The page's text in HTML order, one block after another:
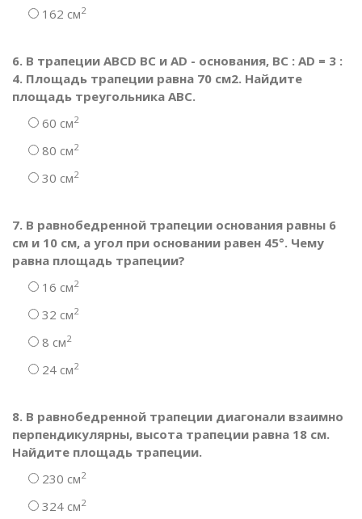
162 см2
6. В трапеции ABCD BC и AD - основания, BC : AD = 3 :
4. Площадь трапеции равна 70 см2. Найдите
площадь треугольника АВС.
60 см2
80 см2
30 см2
7. В равнобедренной трапеции основания равны 6
см и 10 см, а угол при основании равен 45°. Чему
равна площадь трапеции?
16 см2
32 см2
8 см2
24 см2
8. В равнобедренной трапеции диагонали взаимно
перпендикулярны, высота трапеции равна 18 см.
Найдите площадь трапеции.
230 см2
324 см2